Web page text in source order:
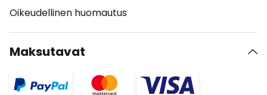
Oikeudellinen huomautus
Maksutavat